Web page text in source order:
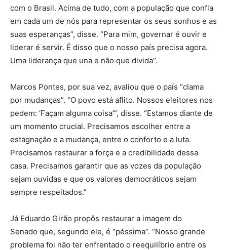
com o Brasil. Acima de tudo, com a população que confia
em cada um de nós para representar os seus sonhos e as
suas esperanças”, disse. “Para mim, governar é ouvir e
liderar é servir. É disso que o nosso país precisa agora.
Uma liderança que una e não que divida”.
Marcos Pontes, por sua vez, avaliou que o país “clama
por mudanças”. “O povo está aflito. Nossos eleitores nos
pedem: ‘Façam alguma coisa’”, disse. “Estamos diante de
um momento crucial. Precisamos escolher entre a
estagnação e a mudança, entre o conforto e a luta.
Precisamos restaurar a força e a credibilidade dessa
casa. Precisamos garantir que as vozes da população
sejam ouvidas e que os valores democráticos sejam
sempre respeitados.”
Já Eduardo Girão propôs restaurar a imagem do
Senado que, segundo ele, é “péssima”. “Nosso grande
problema foi não ter enfrentado o reequilíbrio entre os